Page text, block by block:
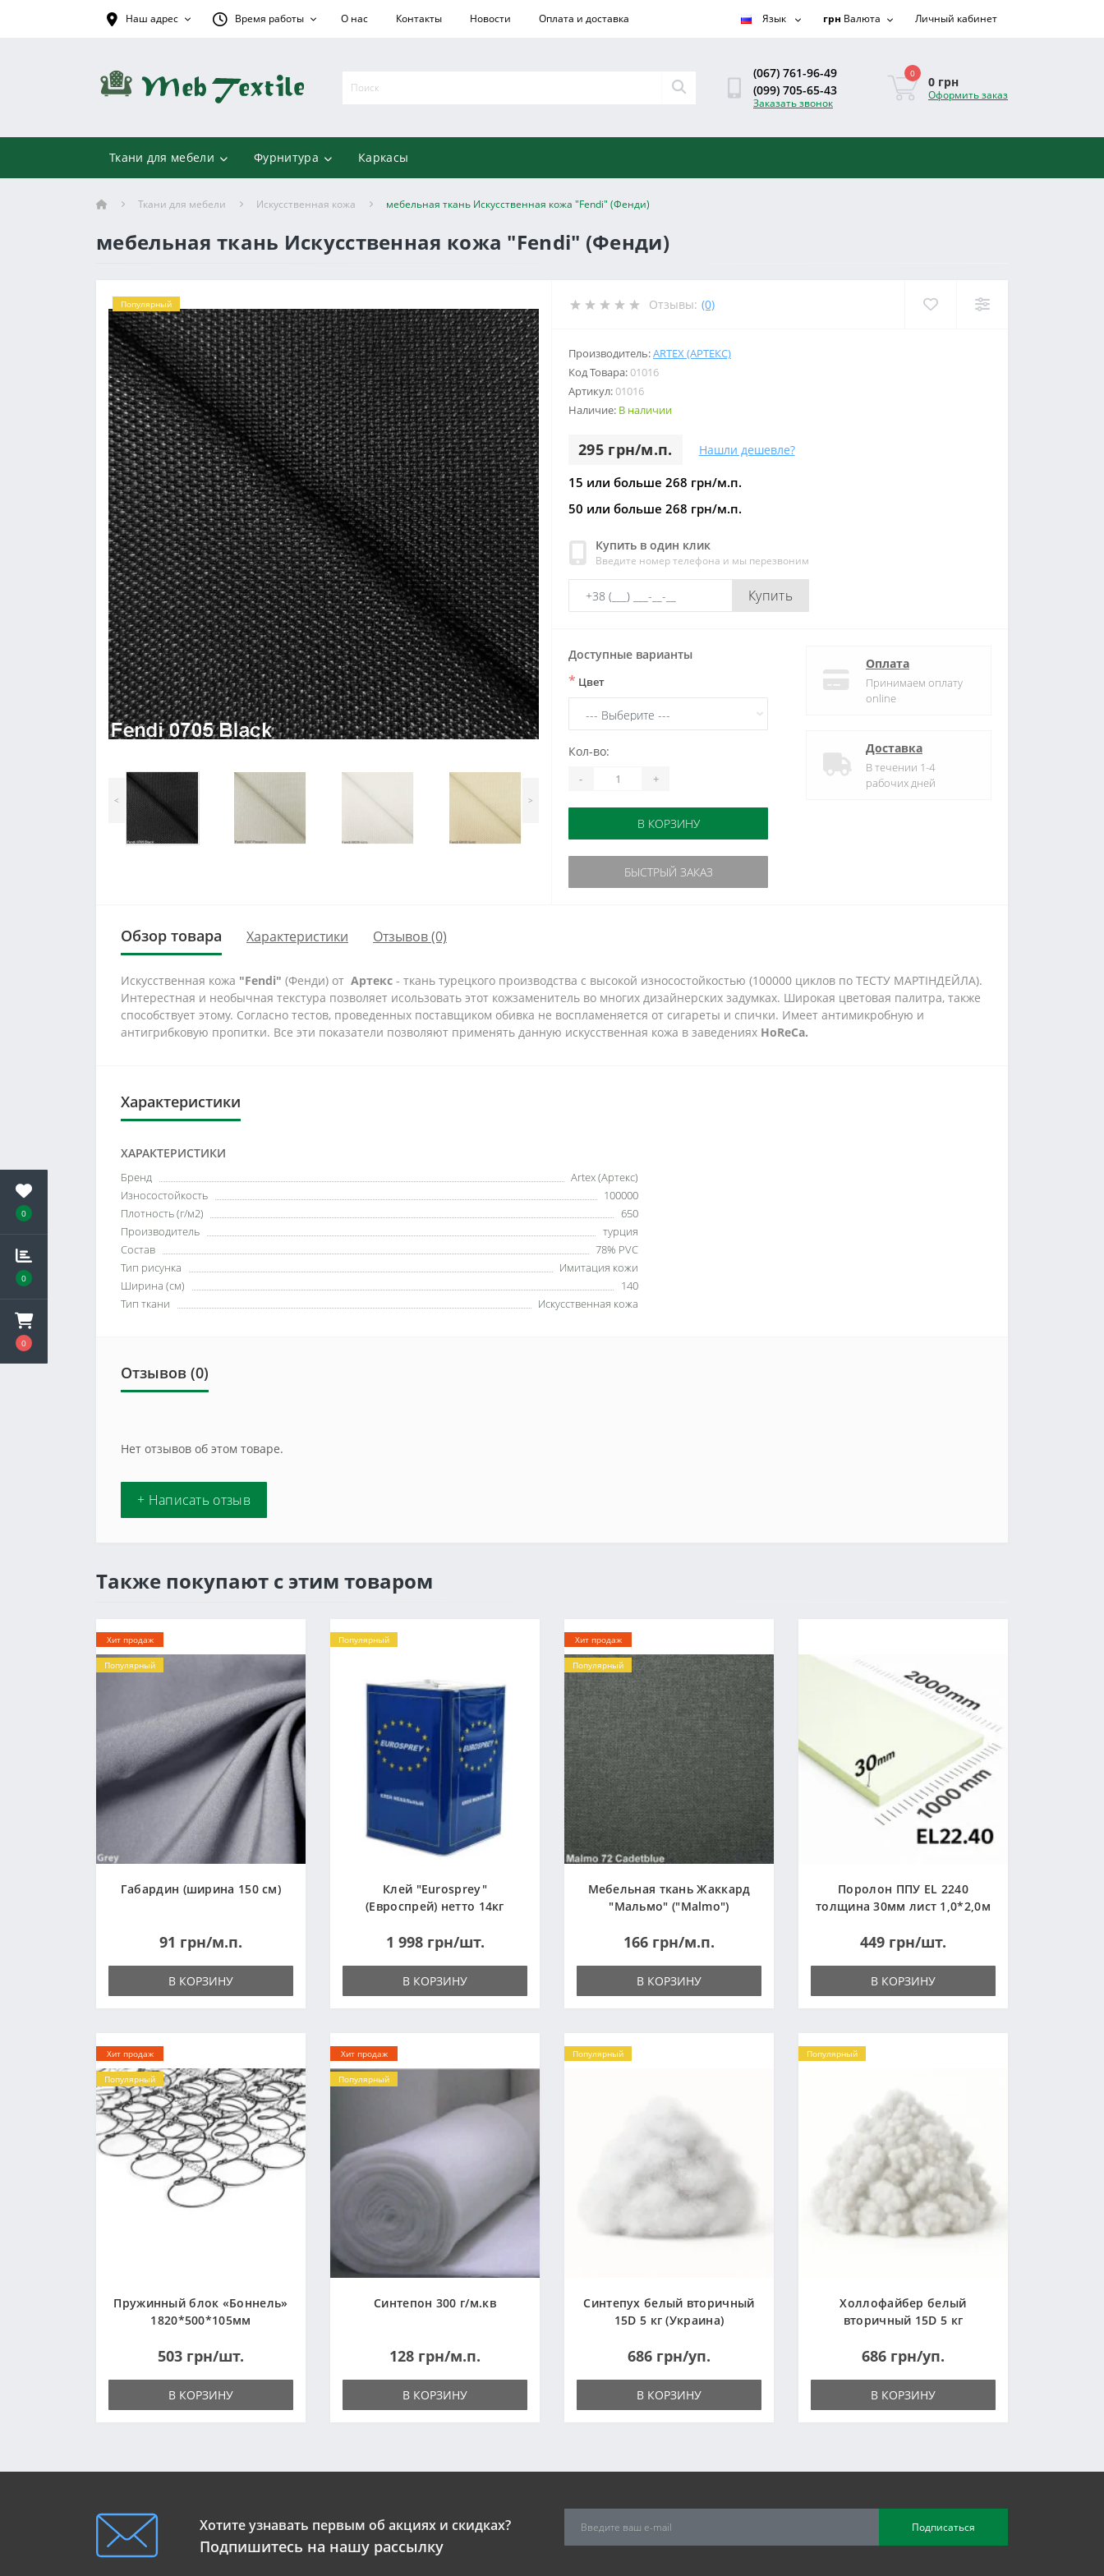
0
0
0
Наш адрес Время работы О нас Контакты Новости Оплата и доставка Язык грн Валюта Личный кабинет
(067) 761-96-49
(099) 705-65-43
Заказать звонок
0
0 грн
Оформить заказ
Ткани для мебели Фурнитура Каркасы
Ткани для мебели Искусственная кожа мебельная ткань Искусственная кожа "Fendi" (Фенди)
мебельная ткань Искусственная кожа "Fendi" (Фенди)
Популярный
< >
Отзывы: (0)
Производитель:ARTEX (АРТЕКС)
Код Товара:01016
Артикул:01016
Наличие: В наличии
295 грн/м.п. Нашли дешевле?
15 или больше 268 грн/м.п.
50 или больше 268 грн/м.п.
Купить в один клик
Введите номер телефона и мы перезвоним
Купить
Доступные варианты
* Цвет
Кол-во:
- +
В КОРЗИНУ
БЫСТРЫЙ ЗАКАЗ
Оплата
Принимаем оплату
online
Доставка
В течении 1-4
рабочих дней
Обзор товара Характеристики Отзывов (0)
Искусственная кожа "Fendi" (Фенди) от Артекс - ткань турецкого производства с высокой износостойкостью (100000 циклов по ТЕСТУ МАРТІНДЕЙЛА).
Интерестная и необычная текстура позволяет исользовать этот кожзаменитель во многих дизайнерских задумках. Широкая цветовая палитра, также
способствует этому. Согласно тестов, проведенных поставщиком обивка не воспламеняется от сигареты и спички. Имеет антимикробную и
антигрибковую пропитки. Все эти показатели позволяют применять данную искусственная кожа в заведениях HoReCa.
Характеристики
ХАРАКТЕРИСТИКИ
Бренд
Artex (Артекс)
Износостойкость
100000
Плотность (г/м2)
650
Производитель
турция
Состав
78% PVC
Тип рисунка
Имитация кожи
Ширина (см)
140
Тип ткани
Искусственная кожа
Отзывов (0)
Нет отзывов об этом товаре.
+ Написать отзыв
Также покупают с этим товаром
Хит продаж
Популярный
Габардин (ширина 150 см)
91 грн/м.п.
В КОРЗИНУ
Популярный
Клей "Eurosprey"
(Евроспрей) нетто 14кг
1 998 грн/шт.
В КОРЗИНУ
Хит продаж
Популярный
Мебельная ткань Жаккард
"Мальмо" ("Malmo")
166 грн/м.п.
В КОРЗИНУ
Поролон ППУ EL 2240
толщина 30мм лист 1,0*2,0м
449 грн/шт.
В КОРЗИНУ
Хит продаж
Популярный
Пружинный блок «Боннель»
1820*500*105мм
503 грн/шт.
В КОРЗИНУ
Хит продаж
Популярный
Синтепон 300 г/м.кв
128 грн/м.п.
В КОРЗИНУ
Популярный
Синтепух белый вторичный
15D 5 кг (Украина)
686 грн/уп.
В КОРЗИНУ
Популярный
Холлофайбер белый
вторичный 15D 5 кг
686 грн/уп.
В КОРЗИНУ
Хотите узнавать первым об акциях и скидках?
Подпишитесь на нашу рассылку
Подписаться